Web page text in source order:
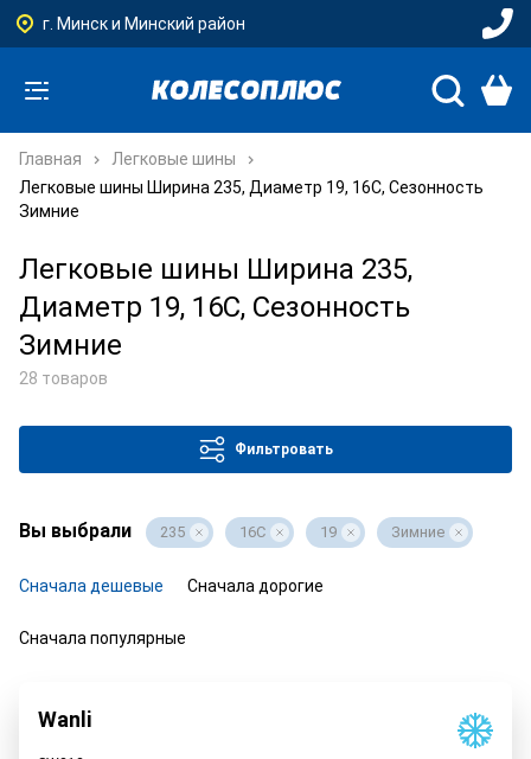
г. Минск и Минский район
Главная
Легковые шины
Легковые шины Ширина 235, Диаметр 19, 16C, Сезонность
Зимние
Легковые шины Ширина 235,
Диаметр 19, 16C, Сезонность
Зимние
28 товаров
Фильтровать
Вы выбрали 235 16C 19 Зимние
Сначала дешевые Сначала дорогие
Сначала популярные
Wanli